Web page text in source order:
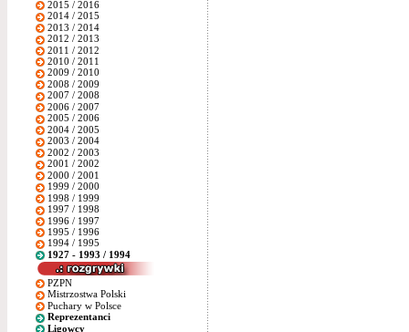
2015 / 2016
2014 / 2015
2013 / 2014
2012 / 2013
2011 / 2012
2010 / 2011
2009 / 2010
2008 / 2009
2007 / 2008
2006 / 2007
2005 / 2006
2004 / 2005
2003 / 2004
2002 / 2003
2001 / 2002
2000 / 2001
1999 / 2000
1998 / 1999
1997 / 1998
1996 / 1997
1995 / 1996
1994 / 1995
1927 - 1993 / 1994
PZPN
Mistrzostwa Polski
Puchary w Polsce
Reprezentanci
Ligowcy